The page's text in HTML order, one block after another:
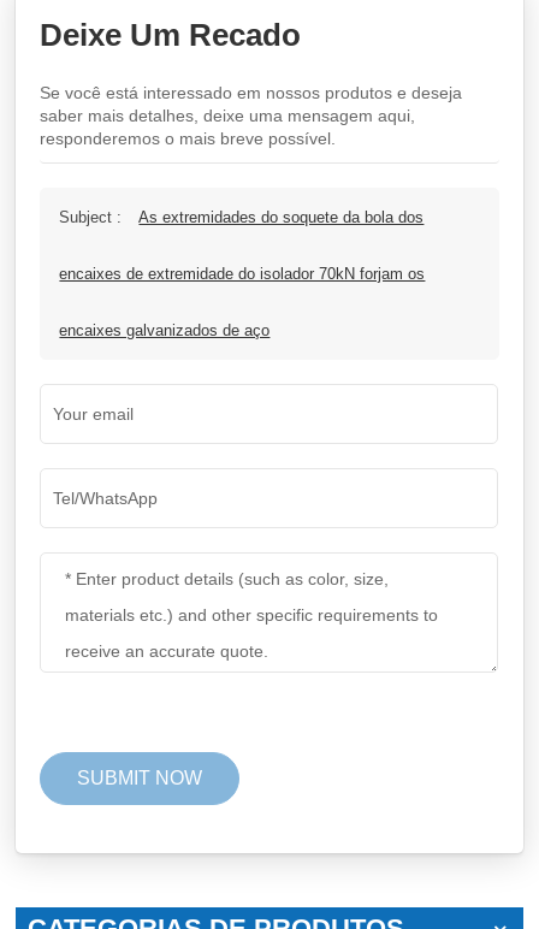
Deixe Um Recado
Se você está interessado em nossos produtos e deseja
saber mais detalhes, deixe uma mensagem aqui,
responderemos o mais breve possível.
Subject : As extremidades do soquete da bola dos
encaixes de extremidade do isolador 70kN forjam os
encaixes galvanizados de aço